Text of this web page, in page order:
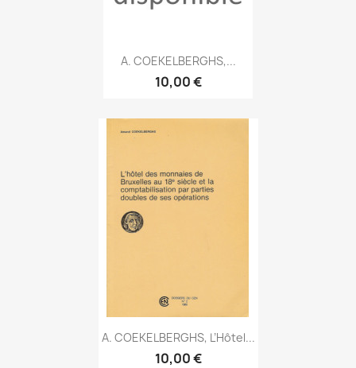
A. COEKELBERGHS,...
10,00 €
A. COEKELBERGHS, L’Hôtel...
10,00 €